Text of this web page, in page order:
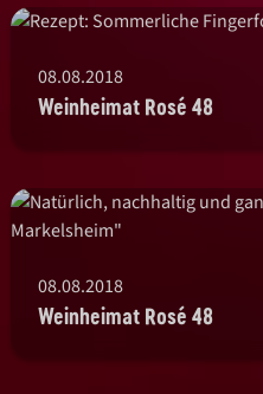
08.08.2018
Weinheimat Rosé 48
08.08.2018
Weinheimat Rosé 48